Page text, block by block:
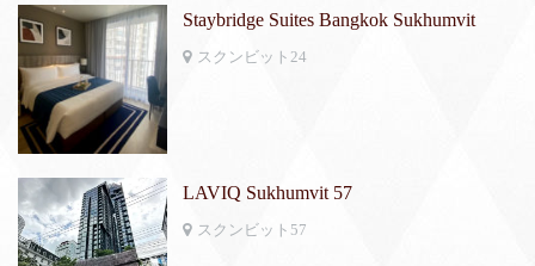
Staybridge Suites Bangkok Sukhumvit
スクンビット24
LAVIQ Sukhumvit 57
スクンビット57